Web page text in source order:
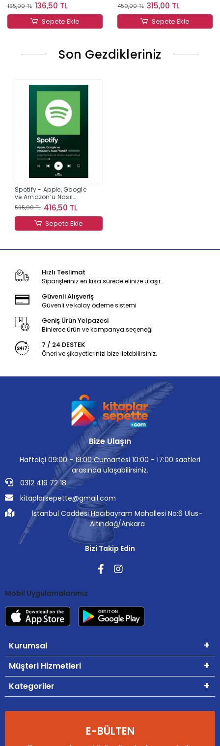
195,00 TL 136,50 TL
Sepete Ekle
450,00 TL 315,00 TL
Sepete Ekle
Son Gezdikleriniz
Spotify - Apple, Google
ve Amazon’u Nasıl
Yendi?
595,00 TL 416,50 TL
Sepete Ekle
Hızlı Teslimat
Siparişleriniz en kısa sürede elinize ulaşır.
Güvenli Alışveriş
Güvenli ve kolay ödeme sistemi
Geniş Ürün Yelpazesi
Binlerce ürün ve kampanya seçeneği
7 / 24 DESTEK
Öneri ve şikayetlerinizi bize iletebilirsiniz.
Bize Ulaşın
Haftaiçi 09:00 - 19:00 Cumartesi 10:00 - 17:00 saatleri
arasında ulaşabilirsiniz.
0312 419 72 18
kitaplarsepette@gmail.com
İstanbul Caddesi Hacıbayram Mahallesi No:6 Ulus-
Altındağ/Ankara
Bizi Takip Edin
Mobil Uygulamalarımız
Kurumsal
Müşteri Hizmetleri
Kategoriler
E-BÜLTEN